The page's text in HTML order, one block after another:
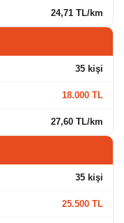
24,71 TL/km
35 kişi
18.000 TL
27,60 TL/km
35 kişi
25.500 TL